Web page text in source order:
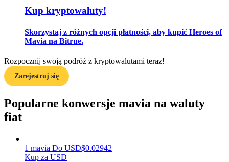
Strategie handlowe
Dowiedz się, jak zachować rentowność
Zarabiać
Kup kryptowaluty!
Skorzystaj z różnych opcji płatności, aby kupić Heroes of
Mavia na Bitrue.
Rozpocznij swoją podróż z kryptowalutami teraz!
Zarejestruj się
Popularne konwersje mavia na waluty
fiat
1 mavia Do USD$0.02942
Kup za USD